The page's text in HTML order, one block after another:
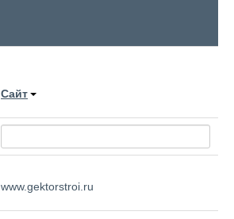
Сайт
www.gektorstroi.ru